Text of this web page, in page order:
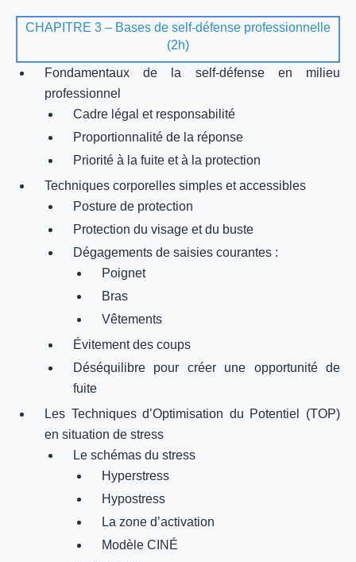
CHAPITRE 3 – Bases de self-défense professionnelle
(2h)
Fondamentaux de la self-défense en milieu
professionnel
Cadre légal et responsabilité
Proportionnalité de la réponse
Priorité à la fuite et à la protection
Techniques corporelles simples et accessibles
Posture de protection
Protection du visage et du buste
Dégagements de saisies courantes :
Poignet
Bras
Vêtements
Évitement des coups
Déséquilibre pour créer une opportunité de
fuite
Les Techniques d’Optimisation du Potentiel (TOP)
en situation de stress
Le schémas du stress
Hyperstress
Hypostress
La zone d’activation
Modèle CINÉ